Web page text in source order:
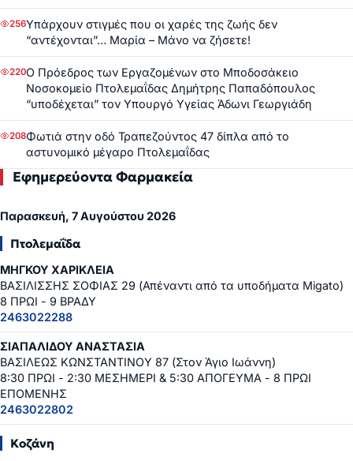
256Υπάρχουν στιγμές που οι χαρές της ζωής δεν
“αντέχονται”… Μαρία – Μάνο να ζήσετε!
220Ο Πρόεδρος των Εργαζομένων στο Μποδοσάκειο
Νοσοκομείο Πτολεμαΐδας Δημήτρης Παπαδόπουλος
“υποδέχεται” τον Υπουργό Υγείας Άδωνι Γεωργιάδη
208Φωτιά στην οδό Τραπεζούντος 47 δίπλα από το
αστυνομικό μέγαρο Πτολεμαΐδας
Εφημερεύοντα Φαρμακεία
Παρασκευή, 7 Αυγούστου 2026
Πτολεμαΐδα
ΜΗΓΚΟΥ ΧΑΡΙΚΛΕΙΑ
ΒΑΣΙΛΙΣΣΗΣ ΣΟΦΙΑΣ 29 (Απέναντι από τα υποδήματα Migato)
8 ΠΡΩΙ - 9 ΒΡΑΔΥ
2463022288
ΣΙΑΠΑΛΙΔΟΥ ΑΝΑΣΤΑΣΙΑ
ΒΑΣΙΛΕΩΣ ΚΩΝΣΤΑΝΤΙΝΟΥ 87 (Στον Άγιο Ιωάννη)
8:30 ΠΡΩΙ - 2:30 ΜΕΣΗΜΕΡΙ & 5:30 ΑΠΟΓΕΥΜΑ - 8 ΠΡΩΙ
ΕΠΟΜΕΝΗΣ
2463022802
Κοζάνη